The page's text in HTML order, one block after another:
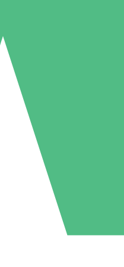
Individuels
Sans engagement